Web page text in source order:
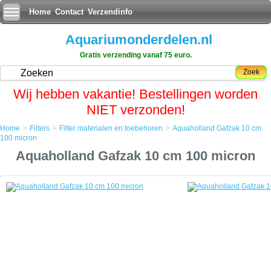
Home Contact Verzendinfo
Aquariumonderdelen.nl
Gratis verzending vanaf 75 euro.
Zoek
Wij hebben vakantie! Bestellingen worden
NIET verzonden!
Home
Filter materialen en toebehoren
Home > Filters > Filter materialen en toebehoren > Aquaholland Gafzak 10 cm
100 micron
Aquaholland Gafzak 10 cm 100 micron